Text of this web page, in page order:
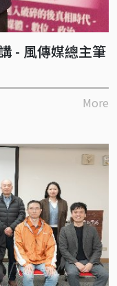
- 風傳媒總主筆
More